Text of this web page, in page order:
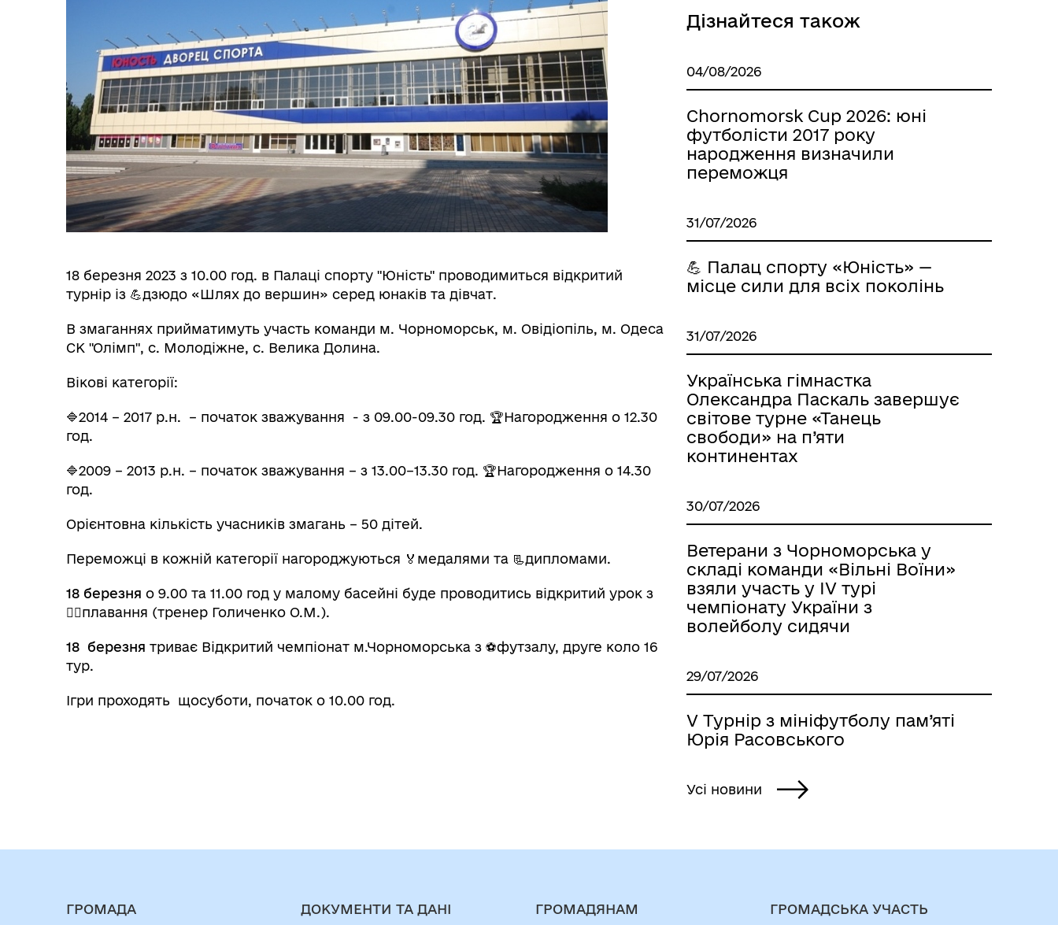
18 березня 2023 з 10.00 год. в Палаці спорту "Юність" проводимиться відкритий
турнір із 💪дзюдо «Шлях до вершин» серед юнаків та дівчат.
В змаганнях прийматимуть участь команди м. Чорноморськ, м. Овідіопіль, м. Одеса
СК "Олімп", с. Молодіжне, с. Велика Долина.
Вікові категорії:
🔷2014 – 2017 р.н. – початок зважування - з 09.00-09.30 год. 🏆Нагородження о 12.30
год.
🔷2009 – 2013 р.н. – початок зважування – з 13.00–13.30 год. 🏆Нагородження о 14.30
год.
Орієнтовна кількість учасників змагань – 50 дітей.
Переможці в кожній категорії нагороджуються 🏅медалями та 📃дипломами.
18 березня о 9.00 та 11.00 год у малому басейні буде проводитись відкритий урок з
🏊‍♀️плавання (тренер Голиченко О.М.).
18 березня триває Відкритий чемпіонат м.Чорноморська з ⚽футзалу, друге коло 16
тур.
Ігри проходять щосуботи, початок о 10.00 год.
Дізнайтеся також
04/08/2026
Chornomorsk Cup 2026: юні
футболісти 2017 року
народження визначили
переможця
31/07/2026
💪 Палац спорту «Юність» —
місце сили для всіх поколінь
31/07/2026
Українська гімнастка
Олександра Паскаль завершує
світове турне «Танець
свободи» на п’яти
континентах
30/07/2026
Ветерани з Чорноморська у
складі команди «Вільні Воїни»
взяли участь у IV турі
чемпіонату України з
волейболу сидячи
29/07/2026
V Турнір з мініфутболу пам’яті
Юрія Расовського
Усі новини
ГРОМАДА ДОКУМЕНТИ ТА ДАНІ ГРОМАДЯНАМ ГРОМАДСЬКА УЧАСТЬ